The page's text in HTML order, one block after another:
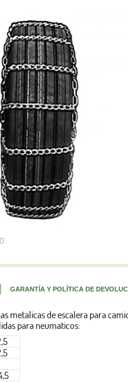
GARANTÍA Y POLÍTICA DE
metalicas de escalera para
para neumaticos: